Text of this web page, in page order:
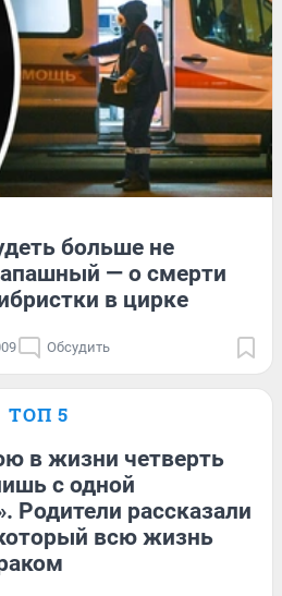
больше не
— о смерти
в цирке
Обсудить
ТОП 5
в жизни четверть
с одной
Родители рассказали
всю жизнь